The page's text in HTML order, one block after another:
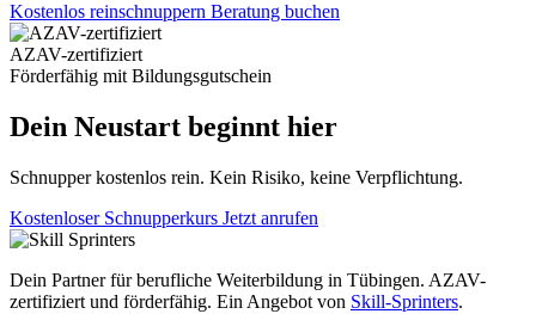
Kostenlos reinschnuppern Beratung buchen
AZAV-zertifiziert
Förderfähig mit Bildungsgutschein
Dein Neustart beginnt hier
Schnupper kostenlos rein. Kein Risiko, keine Verpflichtung.
Kostenloser Schnupperkurs Jetzt anrufen
Dein Partner für berufliche Weiterbildung in Tübingen. AZAV-
zertifiziert und förderfähig. Ein Angebot von Skill-Sprinters.